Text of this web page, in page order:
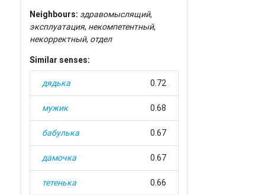
Neighbours: здравомыслящий,
эксплуатация, некомпетентный,
некорректный, отдел
Similar senses:
дядька 0.72
мужик 0.68
бабулька 0.67
дамочка 0.67
тетенька 0.66